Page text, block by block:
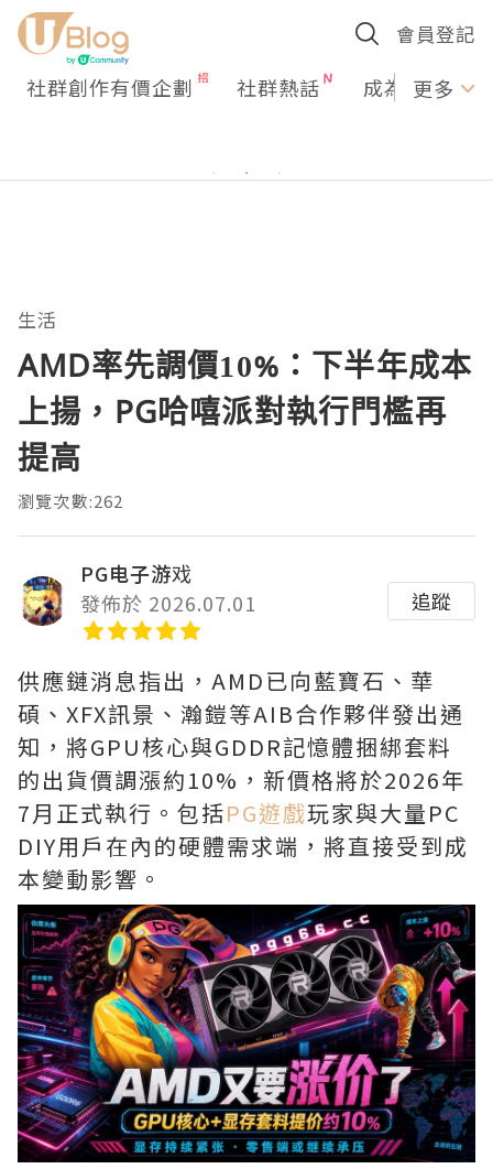
會員登記
社群創作有價企劃 社群熱話 成為U更多
生活
AMD率先調價10%：下半年成本
上揚，PG哈嘻派對執行門檻再
提高
瀏覽次數:262
PG电子游戏
發佈於 2026.07.01
追蹤
供應鏈消息指出，AMD已向藍寶石、華
碩、XFX訊景、瀚鎧等AIB合作夥伴發出通
知，將GPU核心與GDDR記憶體捆綁套料
的出貨價調漲約10%，新價格將於2026年
7月正式執行。包括PG遊戲玩家與大量PC
DIY用戶在內的硬體需求端，將直接受到成
本變動影響。